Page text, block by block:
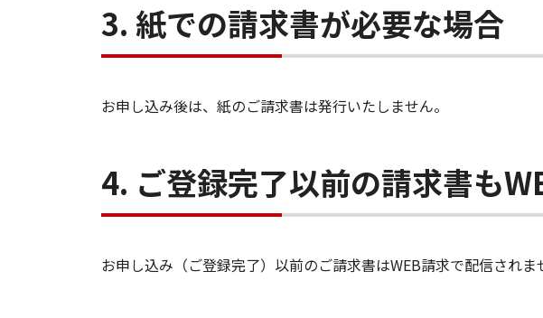
3. 紙での請求書が必要な場合
お申し込み後は、紙のご請求書は発行いたしません。
4. ご登録完了以前の請求書も
お申し込み（ご登録完了）以前のご請求書はWEB請求で配信されま